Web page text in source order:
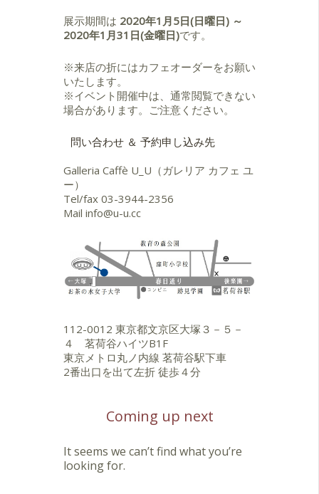
展示期間は 2020年1月5日(日曜日) ～
2020年1月31日(金曜日)です。
※来店の折にはカフェオーダーをお願い
いたします。
※イベント開催中は、通常閲覧できない
場合があります。ご注意ください。
問い合わせ ＆ 予約申し込み先
Galleria Caffè U_U（ガレリア カフェ ユ
ー）
Tel/fax 03-3944-2356
Mail info@u-u.cc
112-0012 東京都文京区大塚３－５－
４ 茗荷谷ハイツB1F
東京メトロ丸ノ内線 茗荷谷駅下車
2番出口を出て左折 徒歩４分
Coming up next
It seems we can’t find what you’re
looking for.